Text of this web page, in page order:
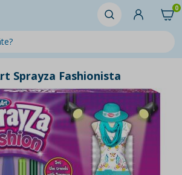
0
Sprayza Fashionista